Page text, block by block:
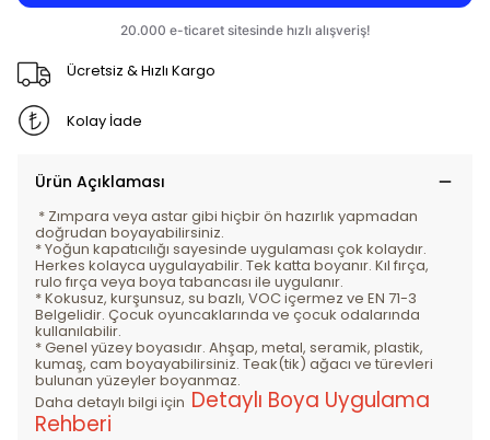
Ücretsiz & Hızlı Kargo
Kolay İade
Ürün Açıklaması
* Zımpara veya astar gibi hiçbir ön hazırlık yapmadan
doğrudan boyayabilirsiniz.
* Yoğun kapatıcılığı sayesinde uygulaması çok kolaydır.
Herkes kolayca uygulayabilir. Tek katta boyanır. Kıl fırça,
rulo fırça veya boya tabancası ile uygulanır.
* Kokusuz, kurşunsuz, su bazlı, VOC içermez ve EN 71-3
Belgelidir. Çocuk oyuncaklarında ve çocuk odalarında
kullanılabilir.
* Genel yüzey boyasıdır. Ahşap, metal, seramik, plastik,
kumaş, cam boyayabilirsiniz. Teak(tik) ağacı ve türevleri
bulunan yüzeyler boyanmaz.
Daha detaylı bilgi için Detaylı Boya Uygulama
Rehberi